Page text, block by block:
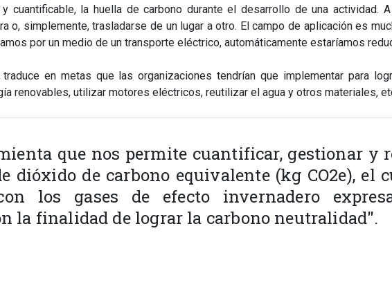
cuantificable, la huella de carbono durante el desarrollo de una actividad.
o, simplemente, trasladarse de un lugar a otro. El campo de aplicación es
por un medio de un transporte eléctrico, automáticamente estaríamos
en metas que las organizaciones tendrían que implementar para
renovables, utilizar motores eléctricos, reutilizar el agua y otros materiales,
que nos permite cuantificar, gestionar y
de carbono equivalente (kg CO2e), el
los gases de efecto invernadero
la finalidad de lograr la carbono neutralidad".